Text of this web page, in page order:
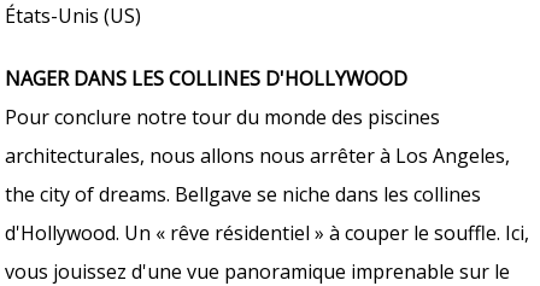
États-Unis (US)
NAGER DANS LES COLLINES D'HOLLYWOOD
Pour conclure notre tour du monde des piscines
architecturales, nous allons nous arrêter à Los Angeles,
the city of dreams. Bellgave se niche dans les collines
d'Hollywood. Un « rêve résidentiel » à couper le souffle. Ici,
vous jouissez d'une vue panoramique imprenable sur le